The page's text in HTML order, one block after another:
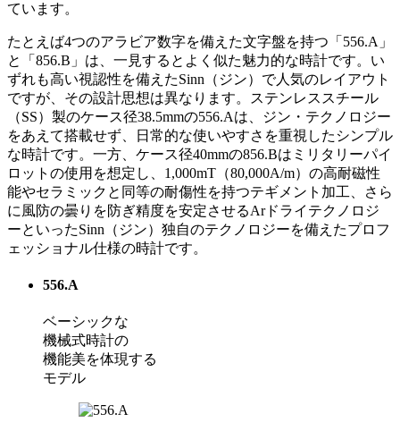
ています。
たとえば4つのアラビア数字を備えた文字盤を持つ「556.A」
と「856.B」は、一見するとよく似た魅力的な時計です。い
ずれも高い視認性を備えたSinn（ジン）で人気のレイアウト
ですが、その設計思想は異なります。ステンレススチール
（SS）製のケース径38.5mmの556.Aは、ジン・テクノロジー
をあえて搭載せず、日常的な使いやすさを重視したシンプル
な時計です。一方、ケース径40mmの856.Bはミリタリーパイ
ロットの使用を想定し、1,000mT（80,000A/m）の高耐磁性
能やセラミックと同等の耐傷性を持つテギメント加工、さら
に風防の曇りを防ぎ精度を安定させるArドライテクノロジ
ーといったSinn（ジン）独自のテクノロジーを備えたプロフ
ェッショナル仕様の時計です。
556.A
ベーシックな
機械式時計の
機能美を体現する
モデル